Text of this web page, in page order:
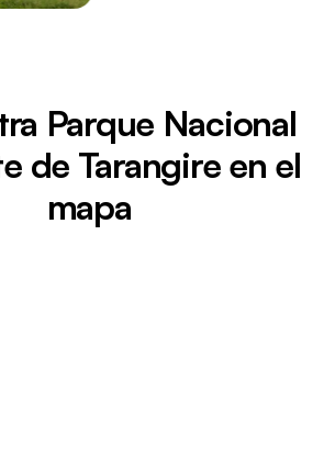
Parque Nacional
de Tarangire en el
mapa